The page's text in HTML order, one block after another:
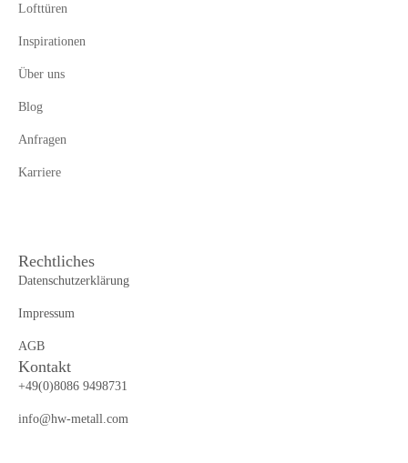
Lofttüren
Inspirationen
Über uns
Blog
Anfragen
Karriere
Rechtliches
Datenschutzerklärung
Impressum
AGB
Kontakt
+49(0)8086 9498731
info@hw-metall.com